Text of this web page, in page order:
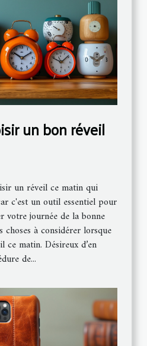
un bon réveil
un réveil ce matin qui
c'est un outil essentiel pour
votre journée de la bonne
à considérer lorsque
ce matin. Désireux d’en
de...